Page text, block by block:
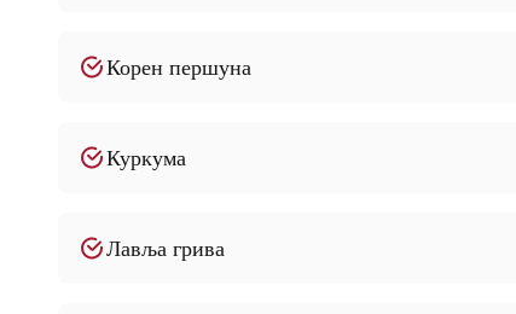
Корен першуна
Куркума
Лавља грива